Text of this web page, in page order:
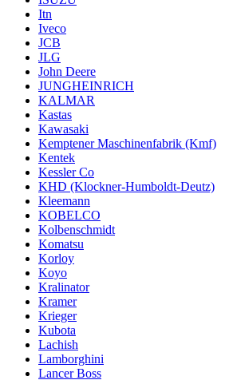
Itn
Iveco
JCB
JLG
John Deere
JUNGHEINRICH
KALMAR
Kastas
Kawasaki
Kemptener Maschinenfabrik (Kmf)
Kentek
Kessler Co
KHD (Klockner-Humboldt-Deutz)
Kleemann
KOBELCO
Kolbenschmidt
Komatsu
Korloy
Koyo
Kralinator
Kramer
Krieger
Kubota
Lachish
Lamborghini
Lancer Boss